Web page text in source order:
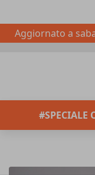
Aggiornato a
#SPECIALE